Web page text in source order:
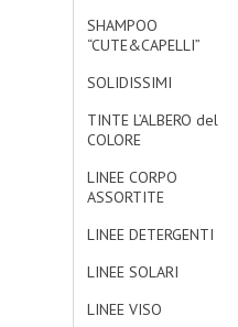
SHAMPOO
“CUTE&CAPELLI”
SOLIDISSIMI
TINTE L’ALBERO del
COLORE
LINEE CORPO
ASSORTITE
LINEE DETERGENTI
LINEE SOLARI
LINEE VISO